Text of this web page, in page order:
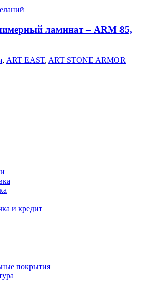
ламинат – ARM 85,
, ART EAST, ART STONE ARMOR
и кредит
покрытия